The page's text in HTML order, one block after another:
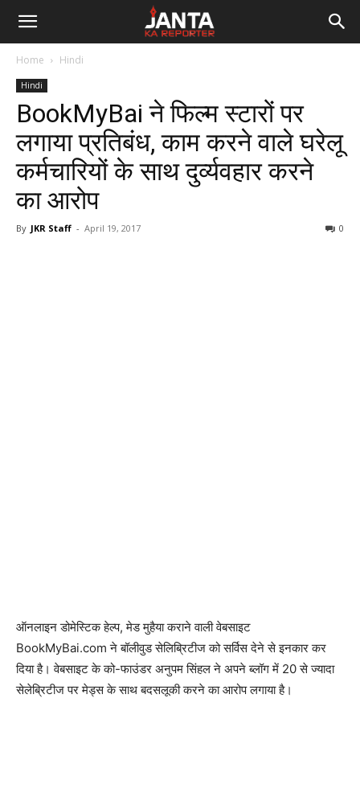
Janta
Reporter
Home Hindi
Hindi
BookMyBai ने फिल्म स्टारों पर
लगाया प्रतिबंध, काम करने वाले घरेलू
कर्मचारियों के साथ दुर्व्यवहार करने
का आरोप
By JKR Staff - April 19, 2017 0
ऑनलाइन डोमेस्टिक हेल्प, मेड मुहैया कराने वाली वेबसाइट
BookMyBai.com ने बॉलीवुड सेलिब्रिटीज को सर्विस देने से इनकार कर
दिया है। वेबसाइट के को-फाउंडर अनुपम सिंहल ने अपने ब्लॉग में 20 से ज्यादा
सेलेब्रिटीज पर मेड्स के साथ बदसलूकी करने का आरोप लगाया है।